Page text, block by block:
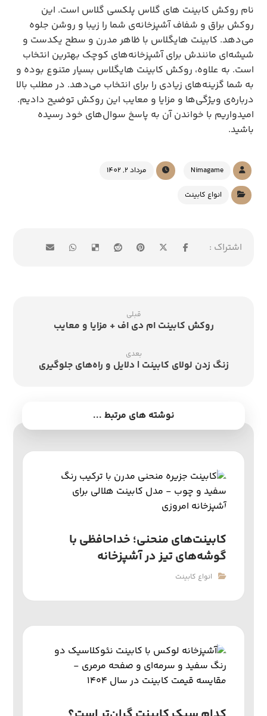
نام روکش کابینت های گلاس پلکسی گلاس است. این
روکش براق و شفاف آشپزخانه‌ی شما را زیبا و روشن جلوه
می‌دهد. کابینت هایگلاس با ظاهر مدرن و سطح یکدست و
شیشه‌ای مانندش برای آشپزخانه‌های کوچک بهترین انتخاب
است. به علاوه، روکش کابینت هایگلاس بسیار متنوع بوده و
به شما گزینه‌های زیادی را برای انتخاب می‌دهد. در مطلب بالا
درباره‌ی ویژگی‌ها و مزایا و معایب این روکش توضیح دادیم.
امیدواریم با خواندن آن به پاسخ سوال‌های خود رسیده
باشید.
Nimagame مرداد 2, 1402
انواع کابینت
قبلی
روکش کابینت ام دی اف + مزایا و معایب
بعدی
زنگ زدن لولای کابینت | دلایل و راه‌های جلوگیری
نوشته های مرتبط ...
کابینت‌های منحنی؛ خداحافظی با
گوشه‌های تیز در آشپزخانه
انواع کابینت